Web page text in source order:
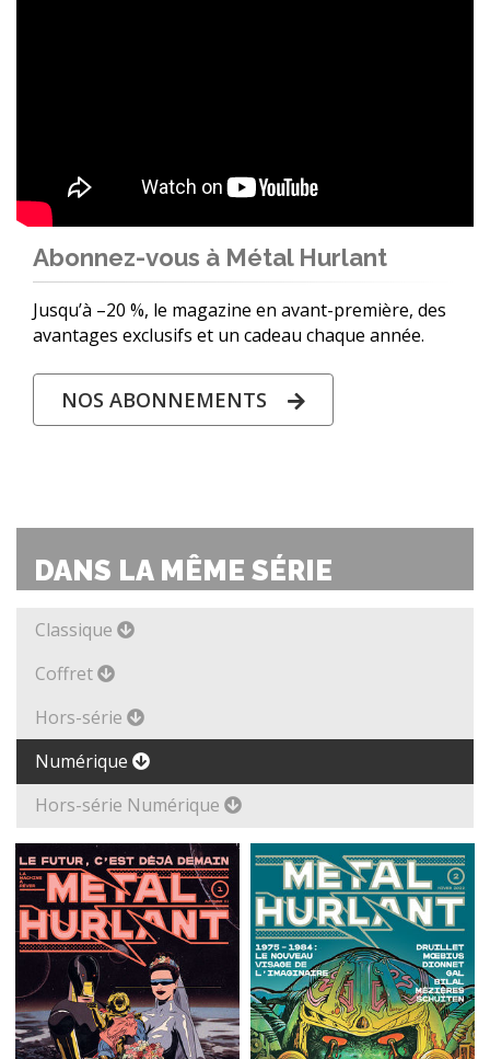
Abonnez-vous à Métal Hurlant
Jusqu’à –20 %, le magazine en avant-première, des
avantages exclusifs et un cadeau chaque année.
NOS ABONNEMENTS
DANS LA MÊME SÉRIE
Classique
Coffret
Hors-série
Numérique
Hors-série Numérique